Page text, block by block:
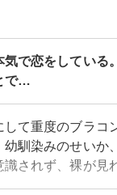
気で恋をしている
で…
て重度のブラコ
馴染みのせいか
されず、裸が見
慢できない！本